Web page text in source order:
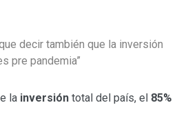
decir también que la inversión
pre pandemia”
la inversión total del país, el 85%